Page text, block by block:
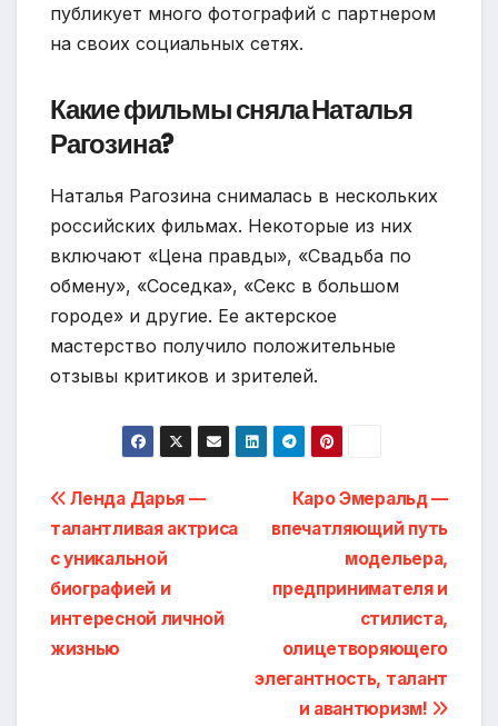
публикует много фотографий с партнером
на своих социальных сетях.
Какие фильмы сняла Наталья
Рагозина?
Наталья Рагозина снималась в нескольких
российских фильмах. Некоторые из них
включают «Цена правды», «Свадьба по
обмену», «Соседка», «Секс в большом
городе» и другие. Ее актерское
мастерство получило положительные
отзывы критиков и зрителей.
Навигация
по
записям
Каро Эмеральд —
впечатляющий путь
модельера,
предпринимателя и
стилиста,
олицетворяющего
элегантность, талант
и авантюризм!
Ленда Дарья —
талантливая актриса
с уникальной
биографией и
интересной личной
жизнью